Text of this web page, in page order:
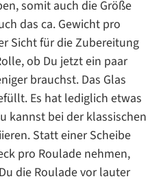
somit auch die Größe
das ca. Gewicht pro
Sicht für die Zubereitung
ob Du jetzt ein paar
brauchst. Das Glas
Es hat lediglich etwas
kannst bei der klassischen
Statt einer Scheibe
pro Roulade nehmen,
die Roulade vor lauter